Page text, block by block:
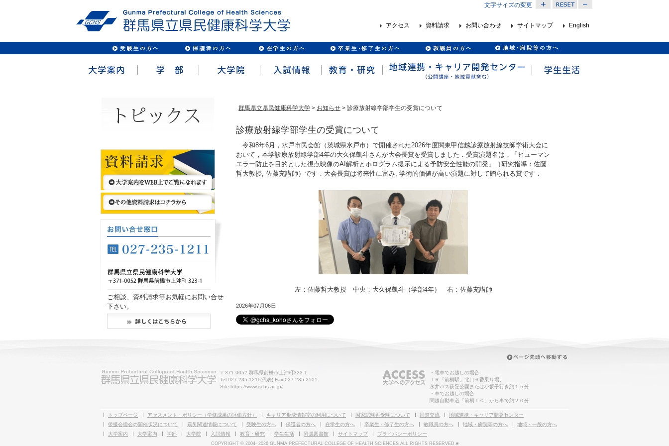
文字サイズの変更
アクセス 資料請求 お問い合わせ サイトマップ English
群馬県立県民健康科学大学 > お知らせ > 診療放射線学部学生の受賞について
診療放射線学部学生の受賞について
令和8年6月，水戸市民会館（茨城県水戸市）で開催された2026年度関東甲信越診療放射線技師学術大会に
おいて，本学診療放射線学部4年の大久保凱斗さんが大会長賞を受賞しました．受賞演題名は，「ヒューマン
エラー防止を目的とした視点映像のAI解析とホログラム提示による予防安全性能の開発」（研究指導：佐藤
哲大教授, 佐藤充講師）です．大会長賞は将来性に富み, 学術的価値が高い演題に対して贈られる賞です．
左：佐藤哲大教授 中央：大久保凱斗（学部4年） 右：佐藤充講師
2026年07月06日
ご相談、資料請求等お気軽にお問い合せ
下さい。
〒371-0052 群馬県前橋市上沖町323-1
Tel:027-235-1211(代表) Fax:027-235-2501
Site:https://www.gchs.ac.jp/
・電車でお越しの場合
ＪＲ「前橋駅」北口６番乗り場、
永井バス荻窪公園または小坂子行き約１５分
・車でお越しの場合
関越自動車道「前橋ＩＣ」から車で約２０分
トップページ アセスメント・ポリシー（学修成果の評価方針） キャリア形成情報室の利用について 国家試験再受験について 国際交流
地域連携・キャリア開発センター
後援会総会の開催状況について
震災関連情報について 受験生の方へ 保護者の方へ 在学生の方へ 卒業生・修了生の方へ 教職員の方へ 地域・病院等の方へ
地域・一般の方へ
大学案内
大学案内 学部 大学院 入試情報 教育・研究 学生生活 附属図書館 サイトマップ プライバシーポリシー
COPYRIGHT © 2004- 2026 GUNMA PREFECTURAL COLLEGE OF HEALTH SCIENCES ALL RIGHTS RESERVED.■